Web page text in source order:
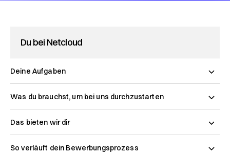
Du bei Netcloud
Deine Aufgaben
Was du brauchst, um bei uns durchzustarten
Das bieten wir dir
So verläuft dein Bewerbungsprozess